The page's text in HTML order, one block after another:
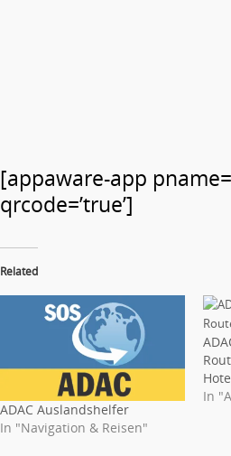
[appaware-app
qrcode=’true’]
Related
ADAC Auslandshelfer
In "Navigation & Reisen"
In